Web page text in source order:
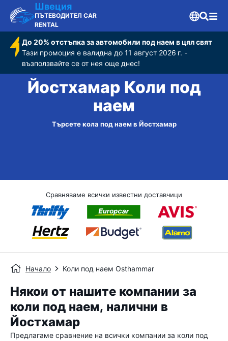
Швеция
ПЪТЕВОДИТЕЛ CAR
RENTAL
До 20% отстъпка за автомобили под наем в цял свят
Тази промоция е валидна до 11 август 2026 г. -
възползвайте се от нея още днес!
Йостхамар Коли под
наем
Търсете кола под наем в Йостхамар
Сравняваме всички известни доставчици
Начало Коли под наем Osthammar
Някои от нашите компании за
коли под наем, налични в
Йостхамар
Предлагаме сравнение на всички компании за коли под